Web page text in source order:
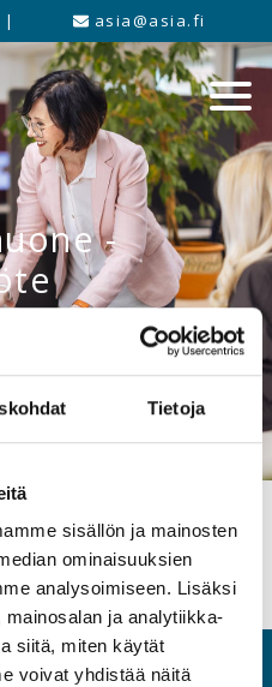
Tietoja
sisällön ja mainosten
ominaisuuksien
analysoimiseen. Lisäksi
ja analytiikka-
siitä, miten käytät
voivat yhdistää näitä
| asia@asia.fi
-